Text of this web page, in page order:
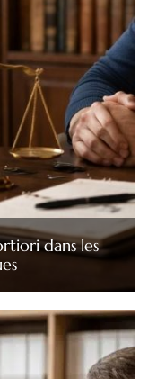
dans les